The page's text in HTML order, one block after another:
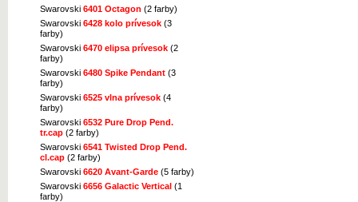
Swarovski 6401 Octagon (2 farby)
Swarovski 6428 kolo prívesok (3
farby)
Swarovski 6470 elipsa prívesok (2
farby)
Swarovski 6480 Spike Pendant (3
farby)
Swarovski 6525 vlna prívesok (4
farby)
Swarovski 6532 Pure Drop Pend.
tr.cap (2 farby)
Swarovski 6541 Twisted Drop Pend.
cl.cap (2 farby)
Swarovski 6620 Avant-Garde (5 farby)
Swarovski 6656 Galactic Vertical (1
farby)